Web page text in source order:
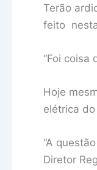
Terão
feito
“Foi coisa
Hoje
elétrica
“A
Diretor